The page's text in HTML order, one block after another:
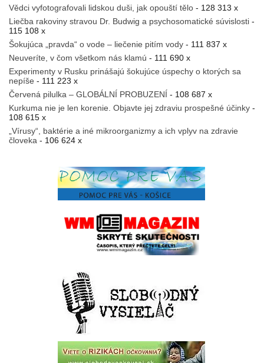
Vědci vyfotografovali lidskou duši, jak opouští tělo - 128 313 x
Liečba rakoviny stravou Dr. Budwig a psychosomatické súvislosti -
115 108 x
Šokujúca „pravda“ o vode – liečenie pitím vody - 111 837 x
Neuveríte, v čom všetkom nás klamú - 111 690 x
Experimenty v Rusku prinášajú šokujúce úspechy o ktorých sa
nepíše - 111 223 x
Červená pilulka – GLOBÁLNÍ PROBUZENÍ - 108 687 x
Kurkuma nie je len korenie. Objavte jej zdraviu prospešné účinky -
108 615 x
„Vírusy“, baktérie a iné mikroorganizmy a ich vplyv na zdravie
človeka - 106 624 x